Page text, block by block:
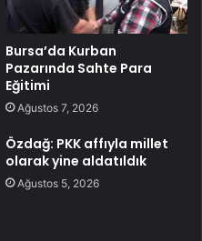
Bursa’da Kurban
Pazarında Sahte Para
Eğitimi
Ağustos 7, 2026
Özdağ: PKK affıyla millet
olarak yine aldatıldık
Ağustos 5, 2026